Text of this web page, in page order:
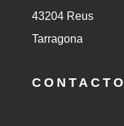
43204 Reus
Tarragona
CONTACTO